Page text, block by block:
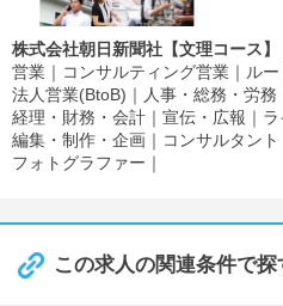
株式会社朝日新聞社【文理コース】
営業
コンサルティング営業
ル
法人営業(BtoB)
人事・総務・労務
経理・財務・会計
宣伝・広報
編集・制作・企画
コンサルタント
フォトグラファー
この求人の関連条件で探